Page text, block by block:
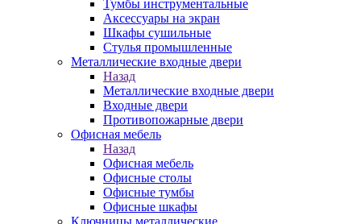
Тумбы инструментальные
Аксессуары на экран
Шкафы сушильные
Стулья промышленные
Металлические входные двери
Назад
Металлические входные двери
Входные двери
Противопожарные двери
Офисная мебель
Назад
Офисная мебель
Офисные столы
Офисные тумбы
Офисные шкафы
Ключницы металлические